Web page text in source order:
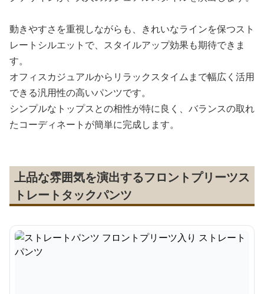
動きやすさを重視しながらも、きれいなラインを保つスト
レートシルエットで、スタイルアップ効果も期待できま
す。
オフィスカジュアルからリラックスタイムまで幅広く活用
できる汎用性の高いパンツです。
シンプルなトップスとの相性が特に良く、バランスの取れ
たコーディネートが簡単に完成します。
上品な雰囲気を演出するフロントプリーツス
トレートタックパンツ